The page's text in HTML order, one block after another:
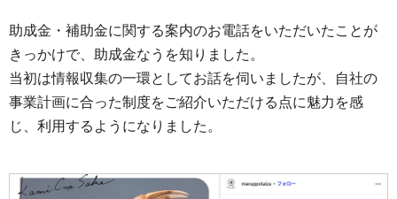
助成金・補助金に関する案内のお電話をいただいたことが
きっかけで、助成金なうを知りました。
当初は情報収集の一環としてお話を伺いましたが、自社の
事業計画に合った制度をご紹介いただける点に魅力を感
じ、利用するようになりました。